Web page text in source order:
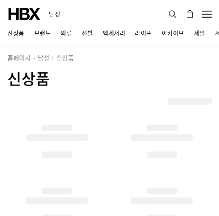
남성
신상품 브랜드 의류 신발 액세서리 라이프 아카이브 세일
홈페이지 남성 신상품
신상품